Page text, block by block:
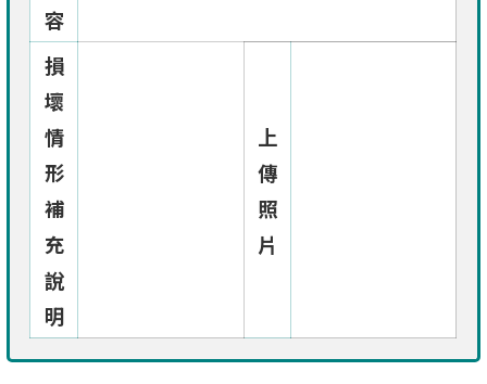
容
損
壞
情
形
補
充
說
明
上
傳
照
片